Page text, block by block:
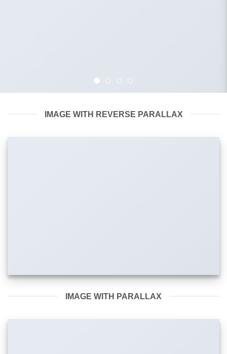
IMAGE WITH REVERSE PARALLAX
IMAGE WITH PARALLAX